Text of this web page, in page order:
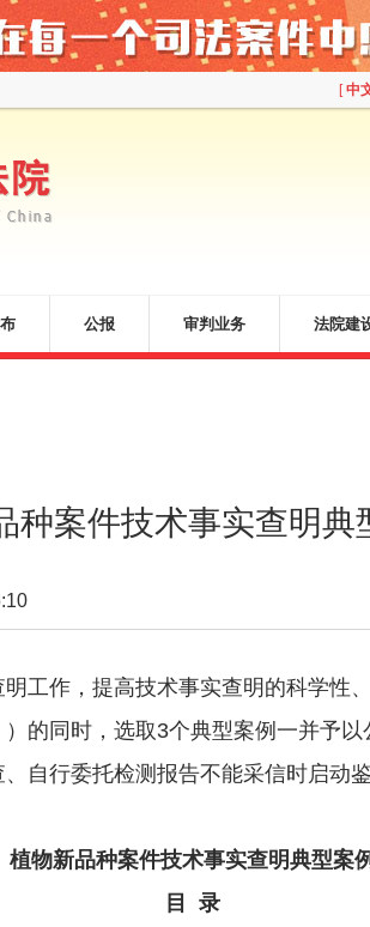
[中
公报 审判业务 法院建
种案件技术事实查明典
作，提高技术事实查明的科学性
的同时，选取3个典型案例一并予
自行委托检测报告不能采信时启动
植物新品种案件技术事实查明典型案
目 录